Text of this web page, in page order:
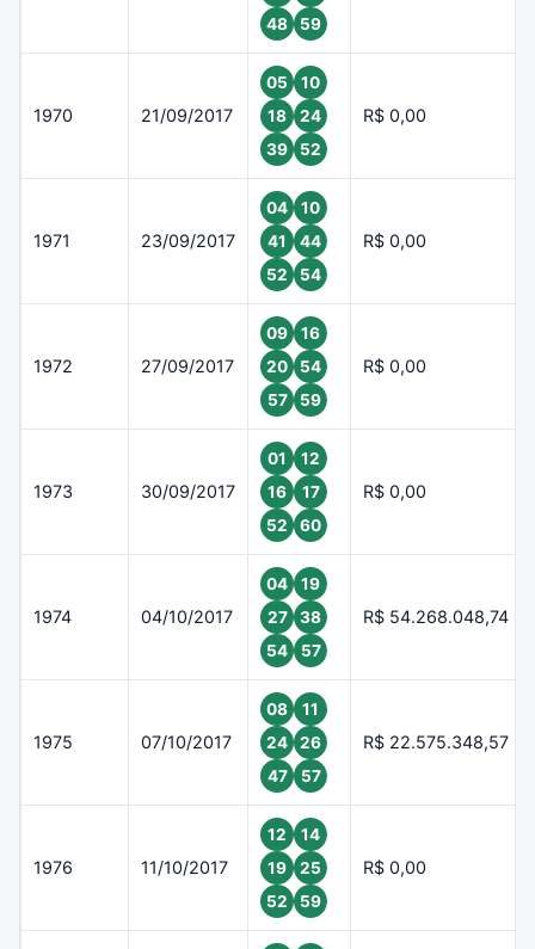
48
59
1970 21/09/2017
05
10
18
24
39
52
R$ 0,00
1971 23/09/2017
04
10
41
44
52
54
R$ 0,00
1972 27/09/2017
09
16
20
54
57
59
R$ 0,00
1973 30/09/2017
01
12
16
17
52
60
R$ 0,00
1974 04/10/2017
04
19
27
38
54
57
R$ 54.268.048,74
1975 07/10/2017
08
11
24
26
47
57
R$ 22.575.348,57
1976 11/10/2017
12
14
19
25
52
59
R$ 0,00